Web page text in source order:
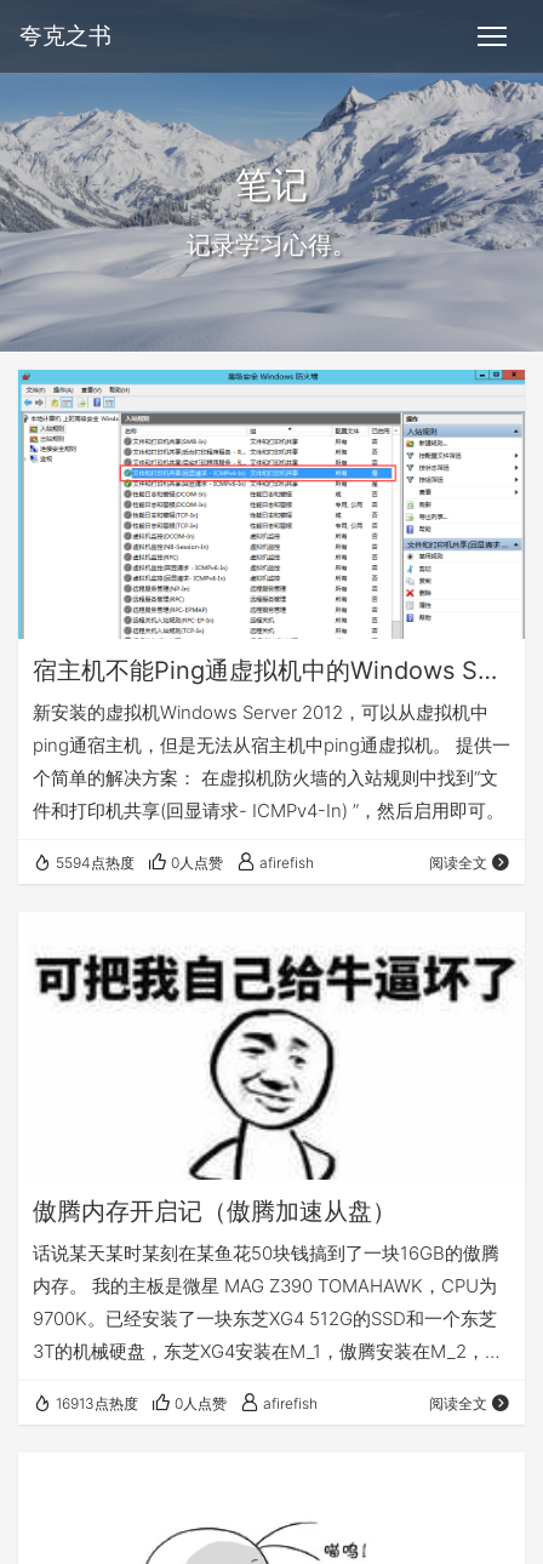
夸克之书
笔记
记录学习心得。
宿主机不能Ping通虚拟机中的Windows Server
新安装的虚拟机Windows Server 2012，可以从虚拟机中
ping通宿主机，但是无法从宿主机中ping通虚拟机。 提供一
个简单的解决方案： 在虚拟机防火墙的入站规则中找到“文
件和打印机共享(回显请求- ICMPv4-In) ”，然后启用即可。
5594点热度 0人点赞 afirefish 阅读全文
傲腾内存开启记（傲腾加速从盘）
话说某天某时某刻在某鱼花50块钱搞到了一块16GB的傲腾
内存。 我的主板是微星 MAG Z390 TOMAHAWK，CPU为
9700K。已经安装了一块东芝XG4 512G的SSD和一个东芝
3T的机械硬盘，东芝XG4安装在M_1，傲腾安装在M_2，机
照微星给出的说明书，开机进入BIOS，然后开启
16913点热度 0人点赞 afirefish 阅读全文